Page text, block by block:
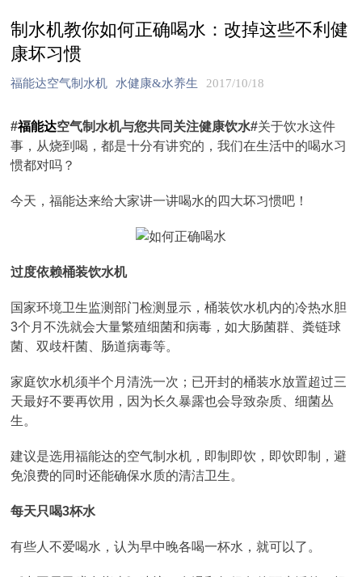
制水机教你如何正确喝水：改掉这些不利健
康坏习惯
福能达空气制水机 水健康&水养生 2017/10/18
#福能达空气制水机与您共同关注健康饮水#关于饮水这件
事，从烧到喝，都是十分有讲究的，我们在生活中的喝水习
惯都对吗？
今天，福能达来给大家讲一讲喝水的四大坏习惯吧！
过度依赖桶装饮水机
国家环境卫生监测部门检测显示，桶装饮水机内的冷热水胆
3个月不洗就会大量繁殖细菌和病毒，如大肠菌群、粪链球
菌、双歧杆菌、肠道病毒等。
家庭饮水机须半个月清洗一次；已开封的桶装水放置超过三
天最好不要再饮用，因为长久暴露也会导致杂质、细菌丛
生。
建议是选用福能达的空气制水机，即制即饮，即饮即制，避
免浪费的同时还能确保水质的清洁卫生。
每天只喝3杯水
有些人不爱喝水，认为早中晚各喝一杯水，就可以了。